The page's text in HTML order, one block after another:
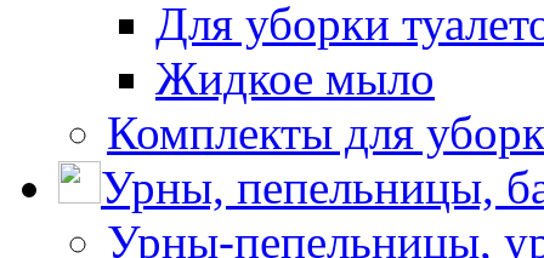
Для уборки
Жидкое мыло
Комплекты для
Урны, пепельницы,
Урны-пепельницы,